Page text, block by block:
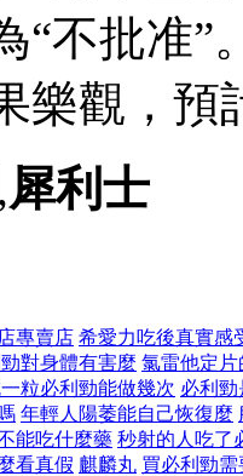
“不批准”
樂觀，預
,犀利士
專賣店 希愛力吃後真實感
對身體有害麼 氯雷他定
粒必利勁能做幾次 必利
年輕人陽萎能自己恢復麼
能吃什麼藥 秒射的人吃了
看真假 麒麟丸 買必利勁